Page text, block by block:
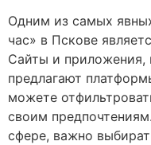
Одним из самых
час» в Пскове
Сайты и приложения,
предлагают
можете
своим
сфере, важно